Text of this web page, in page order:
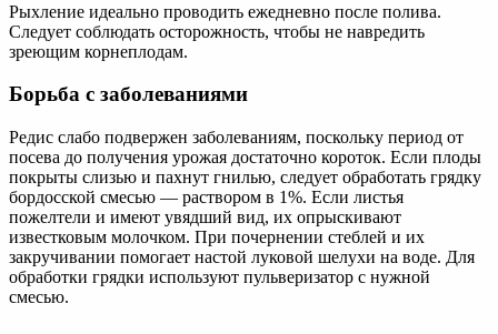
Рыхление идеально проводить ежедневно после полива.
Следует соблюдать осторожность, чтобы не навредить
зреющим корнеплодам.
Борьба с заболеваниями
Редис слабо подвержен заболеваниям, поскольку период от
посева до получения урожая достаточно короток. Если плоды
покрыты слизью и пахнут гнилью, следует обработать грядку
бордосской смесью — раствором в 1%. Если листья
пожелтели и имеют увядший вид, их опрыскивают
известковым молочком. При почернении стеблей и их
закручивании помогает настой луковой шелухи на воде. Для
обработки грядки используют пульверизатор с нужной
смесью.